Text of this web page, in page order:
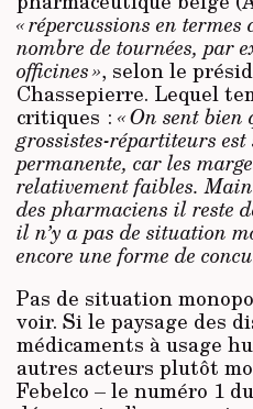
« répercussions en
nombre de tournées, par
officines », selon le
Chassepierre. Lequel
critiques : « On sent bien
grossistes-répartiteurs est
permanente, car les
relativement faibles.
des pharmaciens il reste
il n’y a pas de situation
encore une forme de
Pas de situation
voir. Si le paysage des
médicaments à usage
autres acteurs plutôt
Febelco – le numéro 1